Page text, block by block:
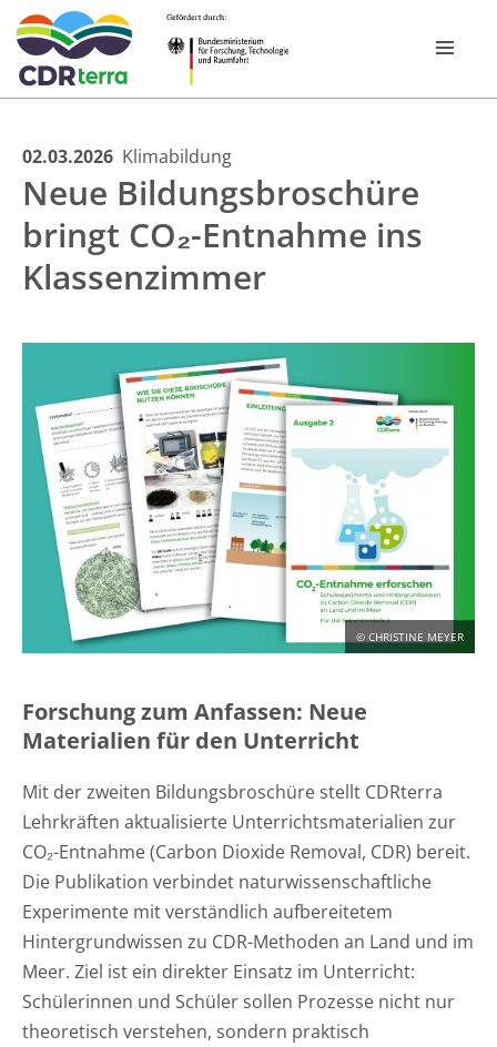
Skip
content
FOR­SCHUNGS­PROGRAMM
VERBÜNDE
CDR EXPERIENCE TOUR BAYERN 2026
PUBLIKATIONEN
NEWSROOM
KONTAKT
DEUTSCH ENGLISH
02.03.2026 Klimabildung
Neue Bildungsbroschüre
bringt CO₂-Entnahme ins
Klassenzimmer
© CHRISTINE MEYER
Forschung zum Anfassen: Neue
Materialien für den Unterricht
Mit der zweiten Bildungsbroschüre stellt CDRterra
Lehrkräften aktualisierte Unterrichtsmaterialien zur
CO₂-Entnahme (Carbon Dioxide Removal, CDR) bereit.
Die Publikation verbindet naturwissenschaftliche
Experimente mit verständlich aufbereitetem
Hintergrundwissen zu CDR-Methoden an Land und im
Meer. Ziel ist ein direkter Einsatz im Unterricht:
Schülerinnen und Schüler sollen Prozesse nicht nur
theoretisch verstehen, sondern praktisch